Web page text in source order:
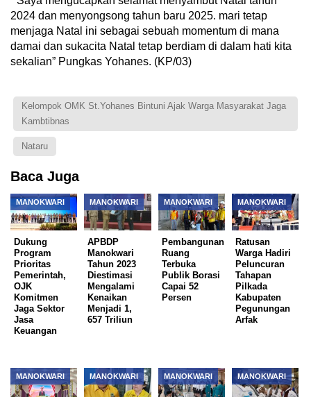
2024 dan menyongsong tahun baru 2025. mari tetap
menjaga Natal ini sebagai sebuah momentum di mana
damai dan sukacita Natal tetap berdiam di dalam hati kita
sekalian” Pungkas Yohanes. (KP/03)
Kelompok OMK St.Yohanes Bintuni Ajak Warga Masyarakat Jaga
Kambtibnas
Nataru
Baca Juga
MANOKWARI
Dukung
Program
Prioritas
Pemerintah,
OJK
Komitmen
Jaga Sektor
Jasa
Keuangan
MANOKWARI
APBDP
Manokwari
Tahun 2023
Diestimasi
Mengalami
Kenaikan
Menjadi 1,
657 Triliun
MANOKWARI
Pembangunan
Ruang
Terbuka
Publik Borasi
Capai 52
Persen
MANOKWARI
Ratusan
Warga Hadiri
Peluncuran
Tahapan
Pilkada
Kabupaten
Pegunungan
Arfak
MANOKWARI MANOKWARI MANOKWARI MANOKWARI